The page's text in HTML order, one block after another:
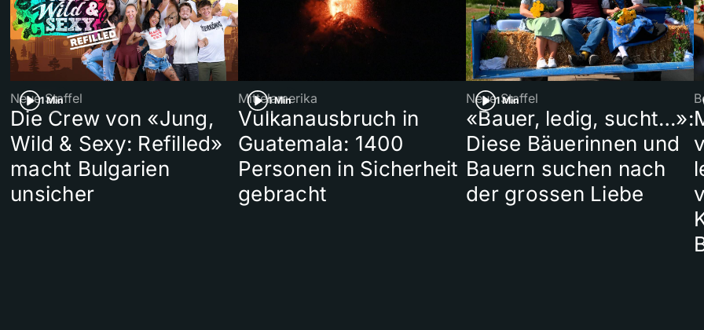
1 Min
Neue Staffel
Die Crew von «Jung,
Wild & Sexy: Refilled»
macht Bulgarien
unsicher
1 Min
Mittelamerika
Vulkanausbruch in
Guatemala: 1400
Personen in Sicherheit
gebracht
1 Min
Neue Staffel
«Bauer, ledig, sucht…»:
Diese Bäuerinnen und
Bauern suchen nach
der grossen Liebe